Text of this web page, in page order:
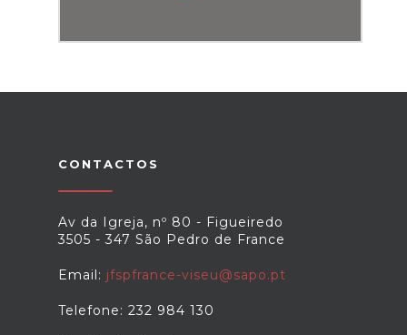
CONTACTOS
Av da Igreja, nº 80 - Figueiredo
3505 - 347 São Pedro de France
Email: jfspfrance-viseu@sapo.pt
Telefone: 232 984 130